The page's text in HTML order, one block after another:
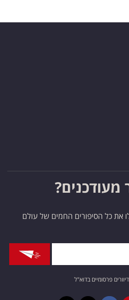
את כל הסיפורים החמים של עולם
פרסומיים בדוא"ל